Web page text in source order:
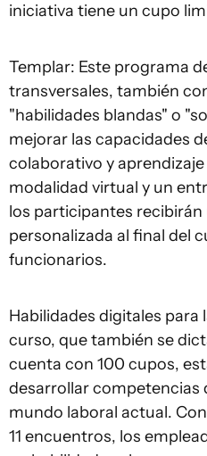
iniciativa tiene un cupo
Templar: Este programa
transversales, también
"habilidades blandas" o
mejorar las capacidades
colaborativo y
modalidad virtual y un
los participantes recibirán
personalizada al final del
funcionarios.
Habilidades digitales para
curso, que también se
cuenta con 100 cupos,
desarrollar competencias
mundo laboral actual.
11 encuentros, los